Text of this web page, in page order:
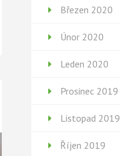
Březen 2020
Únor 2020
Leden 2020
Prosinec 2019
Listopad 2019
Říjen 2019